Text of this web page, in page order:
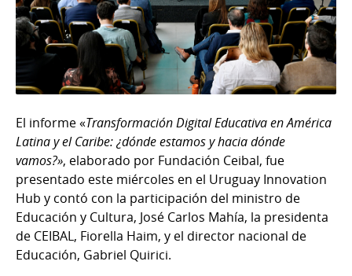
El informe «Transformación Digital Educativa en América
Latina y el Caribe: ¿dónde estamos y hacia dónde
vamos?», elaborado por Fundación Ceibal, fue
presentado este miércoles en el Uruguay Innovation
Hub y contó con la participación del ministro de
Educación y Cultura, José Carlos Mahía, la presidenta
de CEIBAL, Fiorella Haim, y el director nacional de
Educación, Gabriel Quirici.